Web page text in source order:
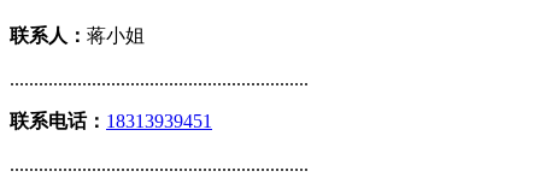
联系人： 蒋小姐
..............................................................
联系电话： 18313939451
..............................................................